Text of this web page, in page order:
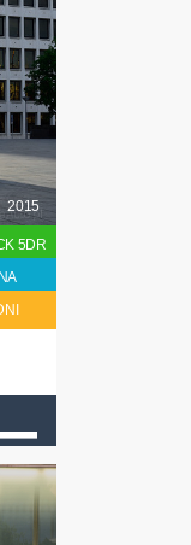
2015
5DR